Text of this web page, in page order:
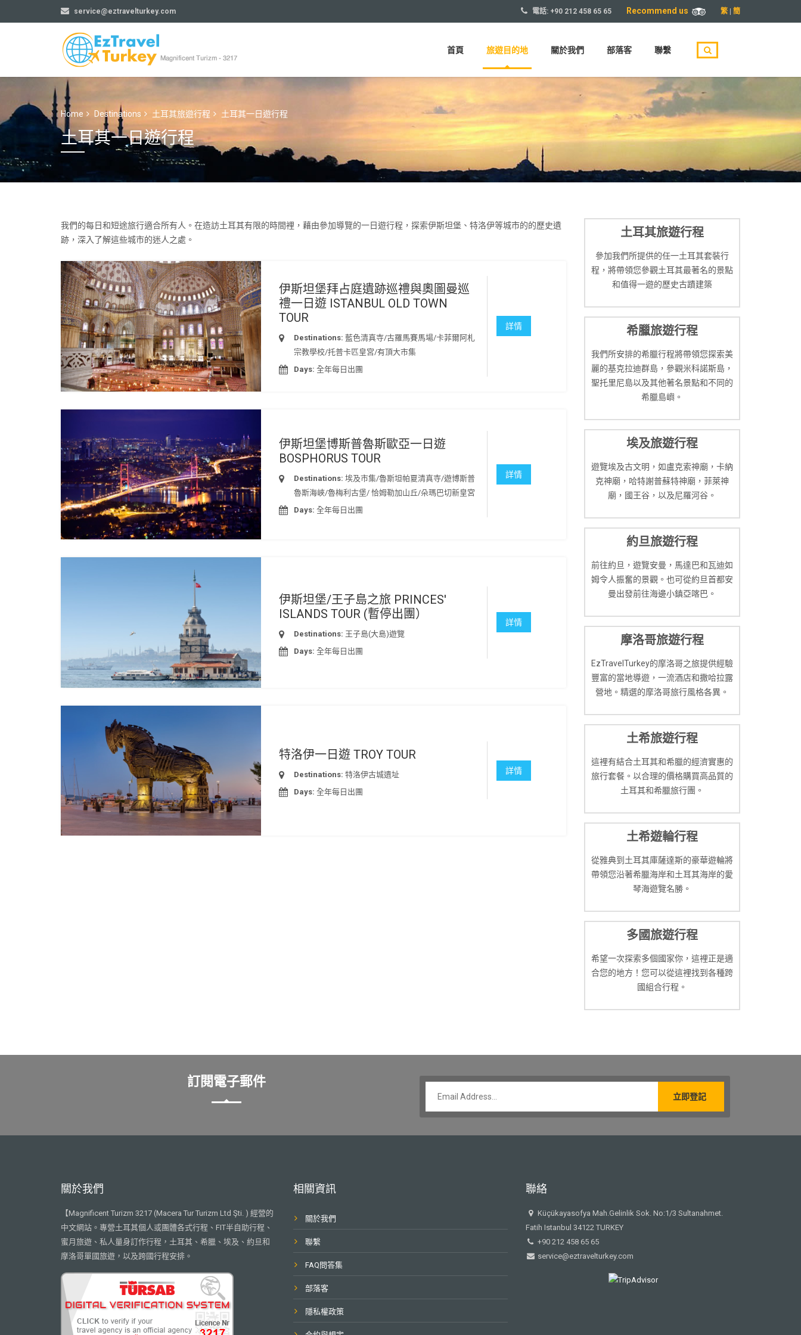
service@eztravelturkey.com 電話: +90 212 458 65 65 Recommend us 繁 | 簡
首頁 旅遊目的地 關於我們 部落客 聯繫
Home Destinations 土耳其旅遊行程 土耳其一日遊行程
土耳其一日遊行程
我們的每日和短途旅行適合所有人。在造訪土耳其有限的時間裡，藉由參加導覽的一日遊行程，探索伊斯坦堡、特洛伊等城市的的歷史遺
跡，深入了解這些城市的迷人之處。
伊斯坦堡拜占庭遺跡巡禮與奧圖曼巡
禮一日遊 ISTANBUL OLD TOWN
TOUR
Destinations: 藍色清真寺/古羅馬賽馬場/卡菲爾阿札
宗教學校/托普卡匹皇宮/有頂大市集
Days: 全年每日出團
詳情
伊斯坦堡博斯普魯斯歐亞一日遊
BOSPHORUS TOUR
Destinations: 埃及市集/魯斯坦帕夏清真寺/遊博斯普
魯斯海峽/魯梅利古堡/ 恰姆勒加山丘/朵瑪巴切新皇宮
Days: 全年每日出團
詳情
伊斯坦堡/王子島之旅 PRINCES'
ISLANDS TOUR (暫停出團）
Destinations: 王子島(大島)遊覽
Days: 全年每日出團
詳情
特洛伊一日遊 TROY TOUR
Destinations: 特洛伊古城遺址
Days: 全年每日出團
詳情
土耳其旅遊行程
參加我們所提供的任一土耳其套裝行
程，將帶領您參觀土耳其最著名的景點
和值得一遊的歷史古蹟建築
希臘旅遊行程
我們所安排的希臘行程將帶領您探索美
麗的基克拉迪群島，參觀米科諾斯島，
聖托里尼島以及其他著名景點和不同的
希臘島嶼。
埃及旅遊行程
遊覽埃及古文明，如盧克索神廟，卡納
克神廟，哈特謝普蘇特神廟，菲萊神
廟，國王谷，以及尼羅河谷。
約旦旅遊行程
前往約旦，遊覽安曼，馬達巴和瓦迪如
姆令人振奮的景觀。也可從約旦首都安
曼出發前往海邊小鎮亞喀巴。
摩洛哥旅遊行程
EzTravelTurkey的摩洛哥之旅提供經驗
豐富的當地導遊，一流酒店和撒哈拉露
營地。精選的摩洛哥旅行風格各異。
土希旅遊行程
這裡有結合土耳其和希臘的經濟實惠的
旅行套餐。以合理的價格購買高品質的
土耳其和希臘旅行團。
土希遊輪行程
從雅典到土耳其庫薩達斯的豪華遊輪將
帶領您沿著希臘海岸和土耳其海岸的愛
琴海遊覽名勝。
多國旅遊行程
希望一次探索多個國家你，這裡正是適
合您的地方！您可以從這裡找到各種跨
國組合行程。
訂閱電子郵件
關於我們
【Magnificent Turizm 3217 (Macera Tur Turizm Ltd Şti. ) 經營的
中文網站。專營土耳其個人或團體各式行程、FIT半自助行程、
蜜月旅遊、私人量身訂作行程，土耳其、希臘、埃及、約旦和
摩洛哥單國旅遊，以及跨國行程安排。
相關資訊
關於我們
聯繫
FAQ問答集
部落客
隱私權政策
聯絡
Küçükayasofya Mah.Gelinlik Sok. No:1/3 Sultanahmet.
Fatih Istanbul 34122 TURKEY
+90 212 458 65 65
service@eztravelturkey.com